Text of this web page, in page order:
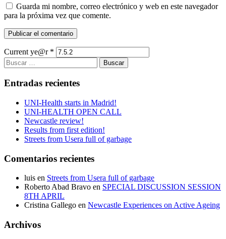
Guarda mi nombre, correo electrónico y web en este navegador
para la próxima vez que comente.
Current ye@r *
Buscar:
Entradas recientes
UNI-Health starts in Madrid!
UNI-HEALTH OPEN CALL
Newcastle review!
Results from first edition!
Streets from Usera full of garbage
Comentarios recientes
luis en Streets from Usera full of garbage
Roberto Abad Bravo en SPECIAL DISCUSSION SESSION
8TH APRIL
Cristina Gallego en Newcastle Experiences on Active Ageing
Archivos